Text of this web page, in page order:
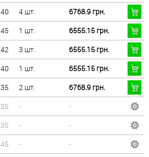
40 4 шт.
6768.9 грн.
45 1 шт.
6555.15 грн.
42 3 шт.
6555.15 грн.
40 1 шт.
6555.15 грн.
35 2 шт.
6768.9 грн.
35 -
-
35 -
-
45 -
-